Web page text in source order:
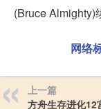
(Bruce Almighty)
网络
上一篇
方舟生存进化12